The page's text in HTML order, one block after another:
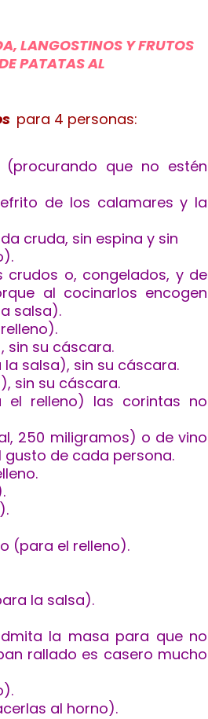
LANGOSTINOS Y FRUTOS
PATATAS AL
para 4 personas:
que no estén
de los calamares y la
cruda, sin espina y sin
crudos o, congelados, y de
al cocinarlos encogen
salsa).
sin su cáscara.
salsa), sin su cáscara.
sin su cáscara.
el relleno) las corintas no
250 miligramos) o de vino
gusto de cada persona.
(para el relleno).
la salsa).
la masa para que no
rallado es casero mucho
al horno).